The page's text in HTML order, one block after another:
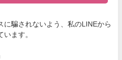
に騙されないよう、私のLINEから
ます。